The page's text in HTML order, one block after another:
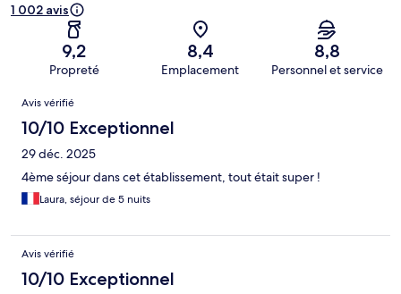
1 002 avis
9,2
Propreté
8,4
Emplacement
8,8
Personnel et service
Avis
Avis vérifié
10/10 Exceptionnel
29 déc. 2025
4ème séjour dans cet établissement, tout était super !
Laura, séjour de 5 nuits
Avis vérifié
10/10 Exceptionnel